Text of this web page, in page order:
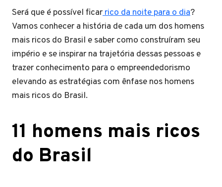
Será que é possível ficarrico da noite para o dia?
Vamos conhecer a história de cada um dos homens
mais ricos do Brasil e saber como construíram seu
império e se inspirar na trajetória dessas pessoas e
trazer conhecimento para o empreendedorismo
elevando as estratégias com ênfase nos homens
mais ricos do Brasil.
11 homens mais ricos
do Brasil